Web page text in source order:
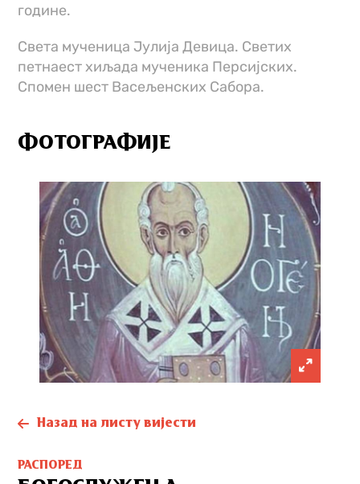
године.
Света мученица Јулија Девица. Светих
петнаест хиљада мученика Персијских.
Спомен шест Васељенских Сабора.
ФОТОГРАФИЈЕ
Назад на листу вијести
РАСПОРЕД